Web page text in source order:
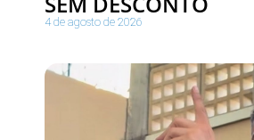
4 de agosto de 2026